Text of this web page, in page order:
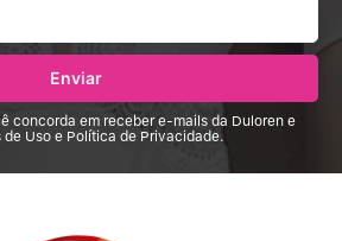
Enviar
concorda em receber e-mails da Duloren e
de Uso e Política de Privacidade.